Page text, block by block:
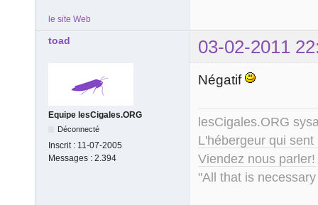
le site Web
toad 03-02-2011
Equipe lesCigales.ORG
Déconnecté
Inscrit : 11-07-2005
Messages : 2.394
Négatif
lesCigales.ORG
L'hébergeur qui
Viendez nous parler!
"All that is